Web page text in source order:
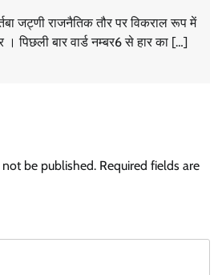
जट्णी राजनैतिक तौर पर विकराल रूप में
। पिछली बार वार्ड नम्बर6 से हार का […]
be published. Required fields are